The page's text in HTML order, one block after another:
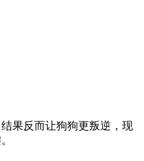
果反而让狗狗更叛逆，现